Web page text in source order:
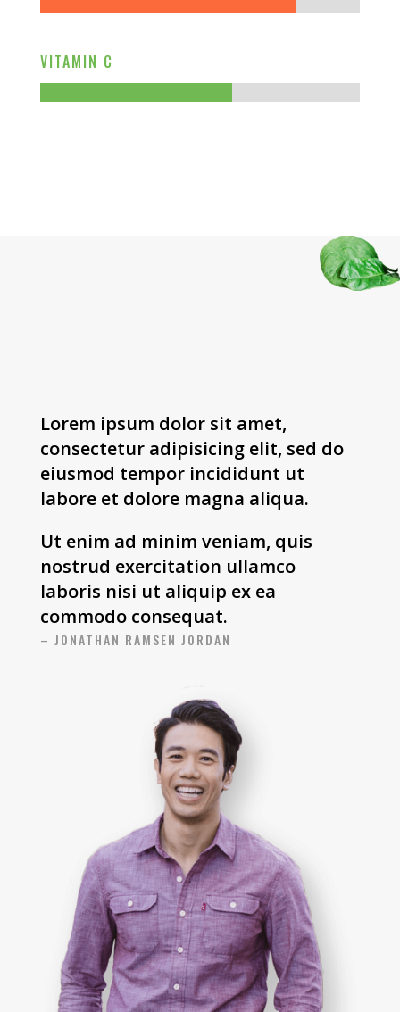
VITAMIN C
Lorem ipsum dolor sit amet,
consectetur adipisicing elit, sed do
eiusmod tempor incididunt ut
labore et dolore magna aliqua.
Ut enim ad minim veniam, quis
nostrud exercitation ullamco
laboris nisi ut aliquip ex ea
commodo consequat.
– JONATHAN RAMSEN JORDAN